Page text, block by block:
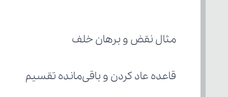
مثال نقض و برهان خلف
قاعده عاد کردن و باقی‌مانده تقسیم